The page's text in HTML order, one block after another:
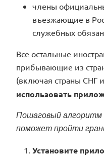
члены
въезжающие в
служебных
Все остальные
прибывающие из
(включая страны СНГ
использовать
Пошаговый алгоритм
поможет пройти
Установите